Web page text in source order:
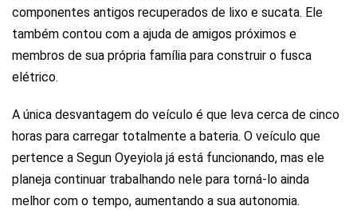
componentes antigos recuperados de lixo e sucata. Ele
também contou com a ajuda de amigos próximos e
membros de sua própria família para construir o fusca
elétrico.
A única desvantagem do veículo é que leva cerca de cinco
horas para carregar totalmente a bateria. O veículo que
pertence a Segun Oyeyiola já está funcionando, mas ele
planeja continuar trabalhando nele para torná-lo ainda
melhor com o tempo, aumentando a sua autonomia.